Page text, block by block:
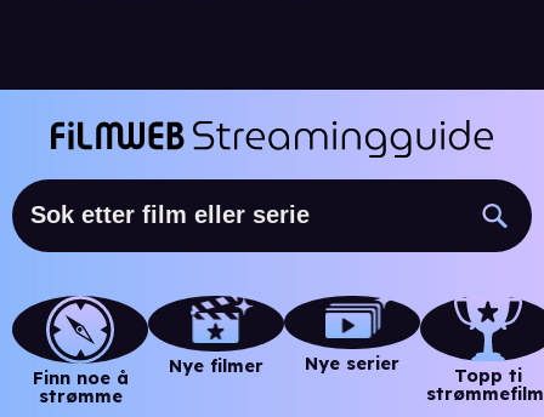
Finn noe å
strømme
Nye filmer Nye serier
Topp ti